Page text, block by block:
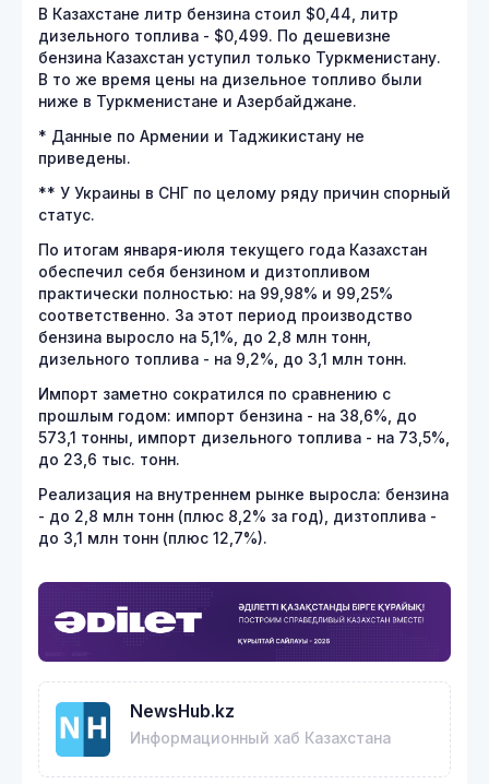
В Казахстане литр бензина стоил $0,44, литр
дизельного топлива - $0,499. По дешевизне
бензина Казахстан уступил только Туркменистану.
В то же время цены на дизельное топливо были
ниже в Туркменистане и Азербайджане.
* Данные по Армении и Таджикистану не
приведены.
** У Украины в СНГ по целому ряду причин спорный
статус.
По итогам января-июля текущего года Казахстан
обеспечил себя бензином и дизтопливом
практически полностью: на 99,98% и 99,25%
соответственно. За этот период производство
бензина выросло на 5,1%, до 2,8 млн тонн,
дизельного топлива - на 9,2%, до 3,1 млн тонн.
Импорт заметно сократился по сравнению с
прошлым годом: импорт бензина - на 38,6%, до
573,1 тонны, импорт дизельного топлива - на 73,5%,
до 23,6 тыс. тонн.
Реализация на внутреннем рынке выросла: бензина
- до 2,8 млн тонн (плюс 8,2% за год), дизтоплива -
до 3,1 млн тонн (плюс 12,7%).
NewsHub.kz
Информационный хаб Казахстана